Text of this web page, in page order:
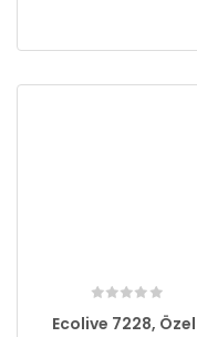
Ecolive 7228, Özel